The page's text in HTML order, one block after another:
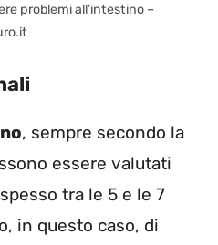
problemi all’intestino –
, sempre secondo la
essere valutati
tra le 5 e le 7
in questo caso, di